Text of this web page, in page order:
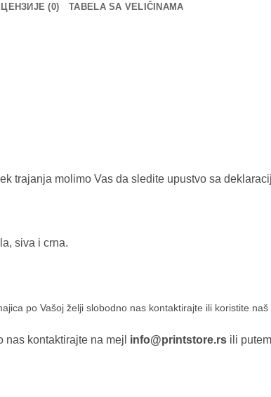
(0) TABELA SA VELIČINAMA
trajanja molimo Vas da sledite upustvo sa
siva i crna.
po Vašoj želji slobodno nas kontaktirajte ili koristite naš
kontaktirajte na mejl info@printstore.rs ili